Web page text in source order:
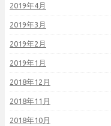
2019年4月
2019年3月
2019年2月
2019年1月
2018年12月
2018年11月
2018年10月